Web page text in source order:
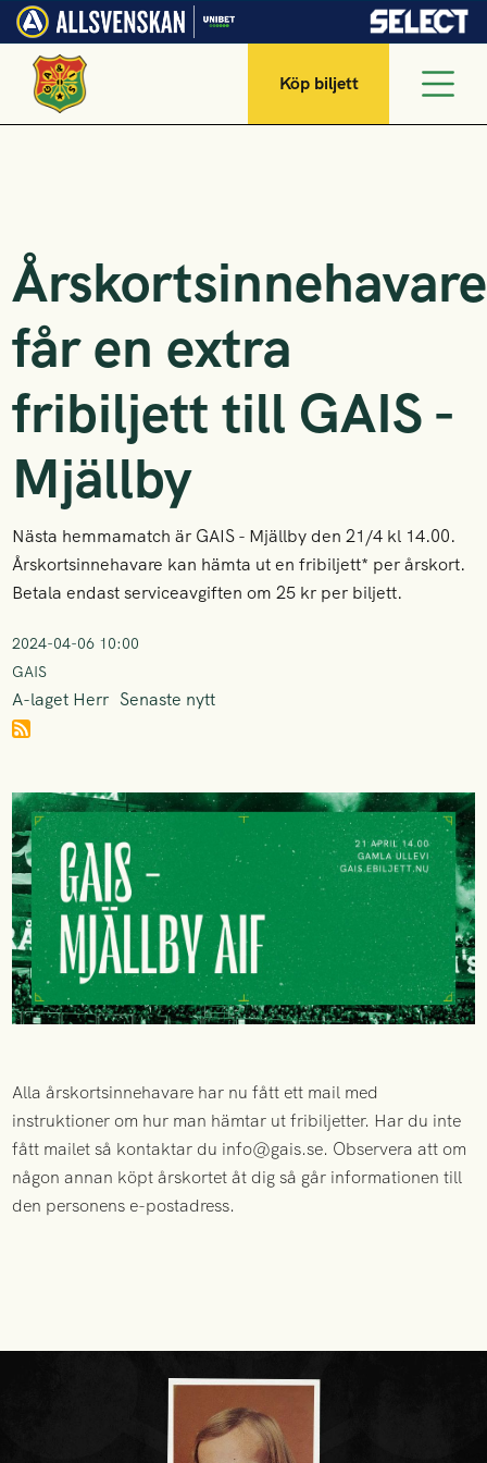
Köp biljett
Årskortsinnehavare
får en extra
fribiljett till GAIS -
Mjällby
Nästa hemmamatch är GAIS - Mjällby den 21/4 kl 14.00.
Årskortsinnehavare kan hämta ut en fribiljett* per årskort.
Betala endast serviceavgiften om 25 kr per biljett.
2024-04-06 10:00
GAIS
A-laget Herr Senaste nytt
Alla årskortsinnehavare har nu fått ett mail med
instruktioner om hur man hämtar ut fribiljetter. Har du inte
fått mailet så kontaktar du info@gais.se. Observera att om
någon annan köpt årskortet åt dig så går informationen till
den personens e-postadress.